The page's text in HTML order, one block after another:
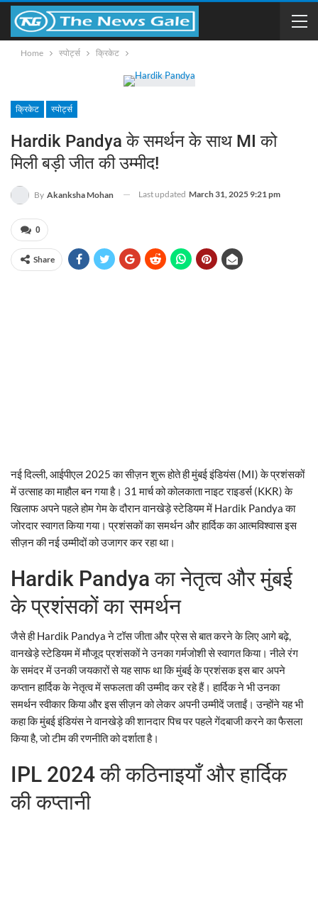
Home स्पोर्ट्स क्रिकेट
क्रिकेट स्पोर्ट्स
Hardik Pandya के समर्थन के साथ MI को
मिली बड़ी जीत की उम्मीद!
By Akanksha Mohan Last updated March 31, 2025 9:21 pm
0
Share
नई दिल्ली, आईपीएल 2025 का सीज़न शुरू होते ही मुंबई इंडियंस (MI) के प्रशंसकों
में उत्साह का माहौल बन गया है। 31 मार्च को कोलकाता नाइट राइडर्स (KKR) के
खिलाफ अपने पहले होम गेम के दौरान वानखेड़े स्टेडियम में Hardik Pandya का
जोरदार स्वागत किया गया। प्रशंसकों का समर्थन और हार्दिक का आत्मविश्वास इस
सीज़न की नई उम्मीदों को उजागर कर रहा था।
Hardik Pandya का नेतृत्व और मुंबई
के प्रशंसकों का समर्थन
जैसे ही Hardik Pandya ने टॉस जीता और प्रेस से बात करने के लिए आगे बढ़े,
वानखेड़े स्टेडियम में मौजूद प्रशंसकों ने उनका गर्मजोशी से स्वागत किया। नीले रंग
के समंदर में उनकी जयकारों से यह साफ था कि मुंबई के प्रशंसक इस बार अपने
कप्तान हार्दिक के नेतृत्व में सफलता की उम्मीद कर रहे हैं। हार्दिक ने भी उनका
समर्थन स्वीकार किया और इस सीज़न को लेकर अपनी उम्मीदें जताईं। उन्होंने यह भी
कहा कि मुंबई इंडियंस ने वानखेड़े की शानदार पिच पर पहले गेंदबाजी करने का फैसला
किया है, जो टीम की रणनीति को दर्शाता है।
IPL 2024 की कठिनाइयाँ और हार्दिक
की कप्तानी